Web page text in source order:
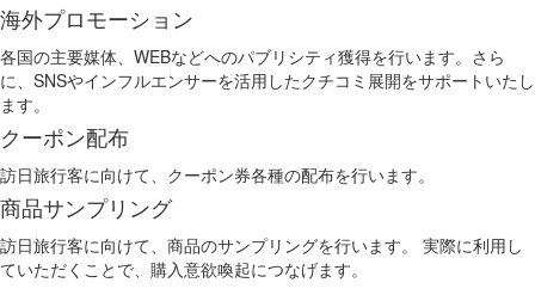
海外プロモーション
各国の主要媒体、WEBなどへのパブリシティ獲得を行います。さら
に、SNSやインフルエンサーを活用したクチコミ展開をサポートいたし
ます。
クーポン配布
訪日旅行客に向けて、クーポン券各種の配布を行います。
商品サンプリング
訪日旅行客に向けて、商品のサンプリングを行います。 実際に利用し
ていただくことで、購入意欲喚起につなげます。